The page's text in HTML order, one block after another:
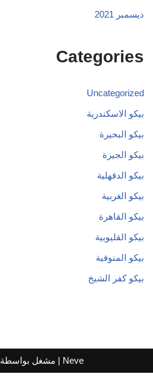
ديسمبر 2021
Categories
Uncategorized
بيكو الاسكندرية
بيكو البحيرة
بيكو الجيزة
بيكو الدقهلية
بيكو الغربية
بيكو القاهرة
بيكو القليوبية
بيكو المنوفية
بيكو كفر الشيخ
Neve | مشغل بواسطة